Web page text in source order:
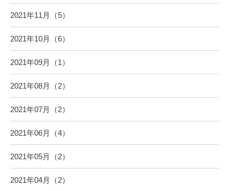
2021年11月（5）
2021年10月（6）
2021年09月（1）
2021年08月（2）
2021年07月（2）
2021年06月（4）
2021年05月（2）
2021年04月（2）